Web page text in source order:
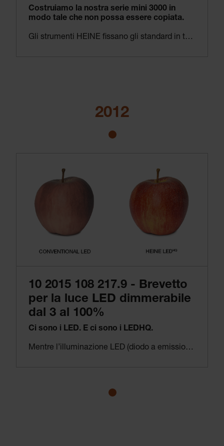
Costruiamo la nostra serie mini 3000 in
modo tale che non possa essere copiata.
Gli strumenti HEINE fissano gli standard in tutto il mondo. Alcuni concorrenti prendono questo in modo un po’ troppo letterale e tentano di produrre delle copie dei nostri prodotti. L’esempio illustrato qui è quello dell’otoscopio mini 3000.
2012
10 2015 108 217.9 - Brevetto
per la luce LED dimmerabile
dal 3 al 100%
Ci sono i LED. E ci sono i LEDHQ.
Mentre l’illuminazione LED (diodo a emissione di luce) si diffonde negli anni 1990, la qualità dei diodi a emissione di luce non soddisfa i nostri standard. Solo quando identifichiamo un produttore di LED che è in grado di soddisfare i nostri requisiti iniziamo a lavorare su cose come la gestione termica, la resa cromatica, la durevolezza, l’illuminazione omogenea e la luminosità. E troviamo soluzioni che ridefiniscono gli standard di mercato. Questo è quello che chiamiamo LED nella qualità HEINE – o LED